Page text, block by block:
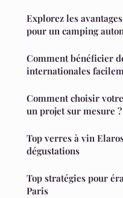
Explorez les
pour un camping
Comment bénéficier
internationales
Comment choisir
un projet sur mesure ?
Top verres à vin
dégustations
Top stratégies pour
Paris